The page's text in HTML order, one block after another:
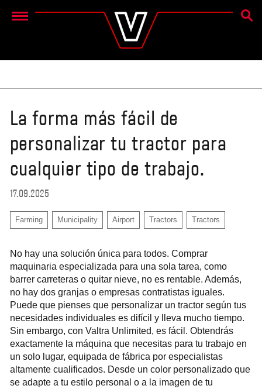
Menu
La forma más fácil de
personalizar tu tractor para
cualquier tipo de trabajo.
17.09.2025
Farming Municipality Airport Tractors Tractors
No hay una solución única para todos. Comprar
maquinaria especializada para una sola tarea, como
barrer carreteras o quitar nieve, no es rentable. Además,
no hay dos granjas o empresas contratistas iguales.
Puede que pienses que personalizar un tractor según tus
necesidades individuales es difícil y lleva mucho tiempo.
Sin embargo, con Valtra Unlimited, es fácil. Obtendrás
exactamente la máquina que necesitas para tu trabajo en
un solo lugar, equipada de fábrica por especialistas
altamente cualificados. Desde un color personalizado que
se adapte a tu estilo personal o a la imagen de tu